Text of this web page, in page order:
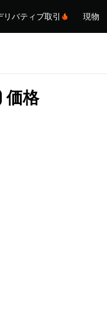
リバティブ取引 現物
価格